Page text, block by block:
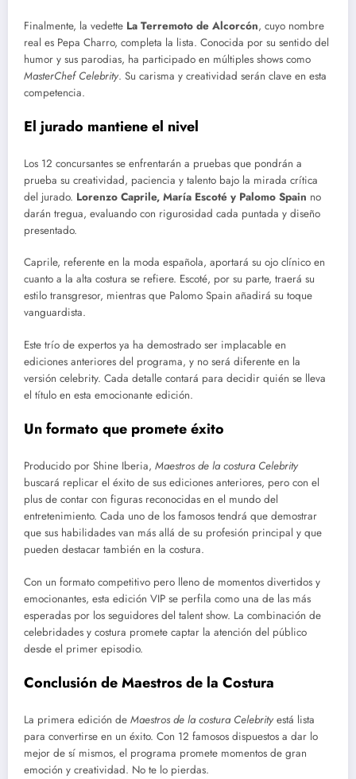
Finalmente, la vedette La Terremoto de Alcorcón, cuyo nombre
real es Pepa Charro, completa la lista. Conocida por su sentido del
humor y sus parodias, ha participado en múltiples shows como
MasterChef Celebrity. Su carisma y creatividad serán clave en esta
competencia.
El jurado mantiene el nivel
Los 12 concursantes se enfrentarán a pruebas que pondrán a
prueba su creatividad, paciencia y talento bajo la mirada crítica
del jurado. Lorenzo Caprile, María Escoté y Palomo Spain no
darán tregua, evaluando con rigurosidad cada puntada y diseño
presentado.
Caprile, referente en la moda española, aportará su ojo clínico en
cuanto a la alta costura se refiere. Escoté, por su parte, traerá su
estilo transgresor, mientras que Palomo Spain añadirá su toque
vanguardista.
Este trío de expertos ya ha demostrado ser implacable en
ediciones anteriores del programa, y no será diferente en la
versión celebrity. Cada detalle contará para decidir quién se lleva
el título en esta emocionante edición.
Un formato que promete éxito
Producido por Shine Iberia, Maestros de la costura Celebrity
buscará replicar el éxito de sus ediciones anteriores, pero con el
plus de contar con figuras reconocidas en el mundo del
entretenimiento. Cada uno de los famosos tendrá que demostrar
que sus habilidades van más allá de su profesión principal y que
pueden destacar también en la costura.
Con un formato competitivo pero lleno de momentos divertidos y
emocionantes, esta edición VIP se perfila como una de las más
esperadas por los seguidores del talent show. La combinación de
celebridades y costura promete captar la atención del público
desde el primer episodio.
Conclusión de Maestros de la Costura
La primera edición de Maestros de la costura Celebrity está lista
para convertirse en un éxito. Con 12 famosos dispuestos a dar lo
mejor de sí mismos, el programa promete momentos de gran
emoción y creatividad. No te lo pierdas.